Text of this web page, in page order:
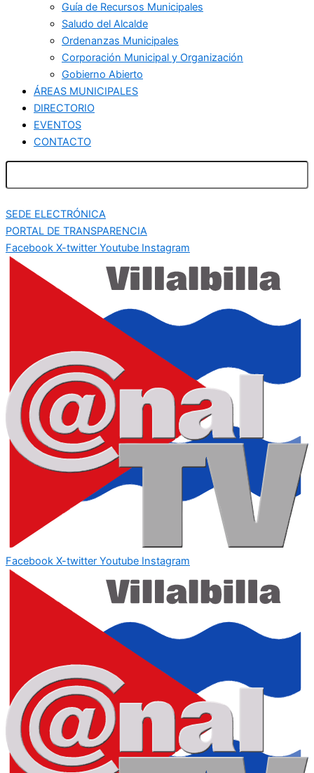
Guía de Recursos Municipales
Saludo del Alcalde
Ordenanzas Municipales
Corporación Municipal y Organización
Gobierno Abierto
ÁREAS MUNICIPALES
DIRECTORIO
EVENTOS
CONTACTO
SEDE ELECTRÓNICA
PORTAL DE TRANSPARENCIA
Facebook X-twitter Youtube Instagram
Facebook X-twitter Youtube Instagram